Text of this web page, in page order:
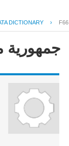
DICTIONARY › F66
جمهورية